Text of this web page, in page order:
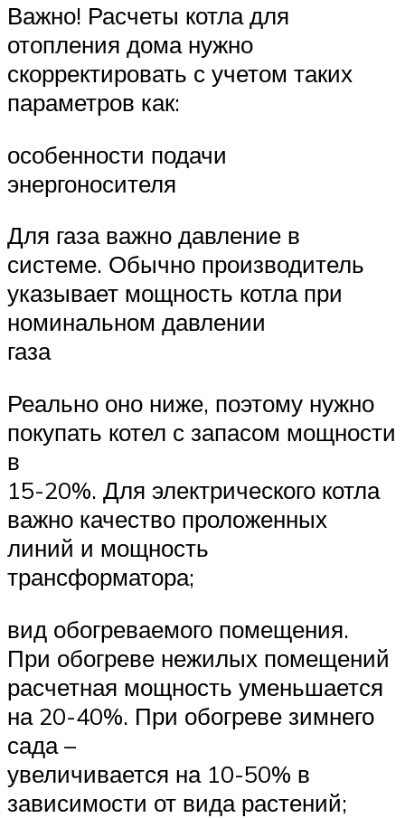
Важно! Расчеты котла для
отопления дома нужно
скорректировать с учетом таких
параметров как:
особенности подачи
энергоносителя
Для газа важно давление в
системе. Обычно производитель
указывает мощность котла при
номинальном давлении
газа
Реально оно ниже, поэтому нужно
покупать котел с запасом мощности
в
15-20%. Для электрического котла
важно качество проложенных
линий и мощность
трансформатора;
вид обогреваемого помещения.
При обогреве нежилых помещений
расчетная мощность уменьшается
на 20-40%. При обогреве зимнего
сада –
увеличивается на 10-50% в
зависимости от вида растений;